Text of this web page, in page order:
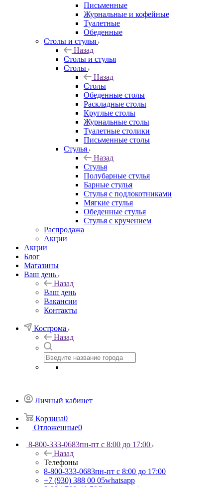
Письменные
Журнальные и кофейные
Туалетные
Обеденные
Столы и стулья
Назад
Столы и стулья
Столы
Назад
Столы
Обеденные столы
Раскладные столы
Круглые столы
Журнальные столы
Туалетные столики
Письменные столы
Стулья
Назад
Стулья
Полубарные стулья
Барные стулья
Стулья с подлокотниками
Мягкие стулья
Обеденные стулья
Стулья с кручением
Распродажа
Акции
Акции
Блог
Магазины
Ваш день
Назад
Ваш день
Вакансии
Контакты
Кострома
Назад
Личный кабинет
Корзина0
Отложенные0
8-800-333-0683пн-пт с 8:00 до 17:00
Назад
Телефоны
8-800-333-0683пн-пт с 8:00 до 17:00
+7 (930) 388 00 05whatsapp